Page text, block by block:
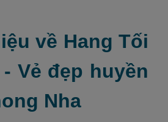
về Hang Tối
Vẻ đẹp huyền
Nha